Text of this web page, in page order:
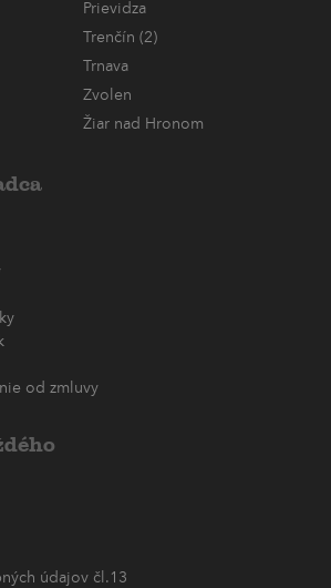
Prievidza
Trenčín (2)
Trnava
Zvolen
Žiar nad Hronom
od zmluvy
údajov čl.13